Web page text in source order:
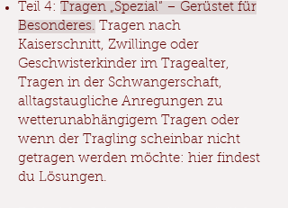
Teil 4: Tragen „Spezial“ – Gerüstet für
Besonderes. Tragen nach
Kaiserschnitt, Zwillinge oder
Geschwisterkinder im Tragealter,
Tragen in der Schwangerschaft,
alltagstaugliche Anregungen zu
wetterunabhängigem Tragen oder
wenn der Tragling scheinbar nicht
getragen werden möchte: hier findest
du Lösungen.